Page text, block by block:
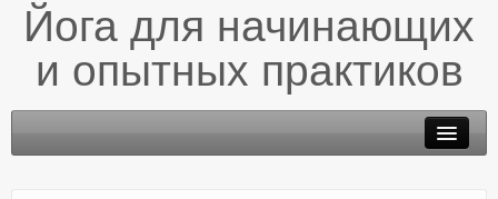
Йога для начинающих
и опытных практиков